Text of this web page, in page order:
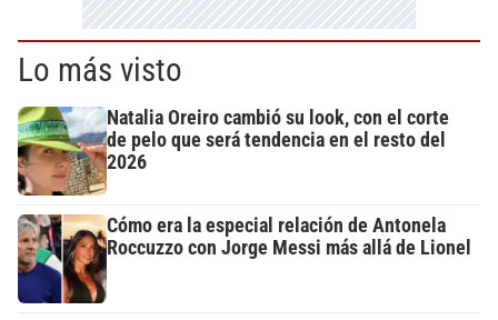
Lo más visto
Natalia Oreiro cambió su look, con el corte
de pelo que será tendencia en el resto del
2026
Cómo era la especial relación de Antonela
Roccuzzo con Jorge Messi más allá de Lionel